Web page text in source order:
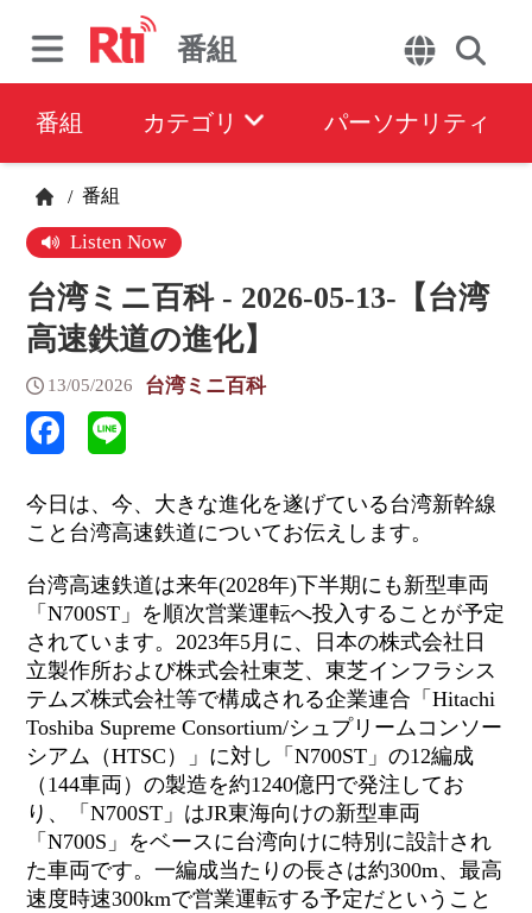
番組
番組 カテゴリ パーソナリティ
/ 番組
Listen Now
台湾ミニ百科 - 2026-05-13-【台湾
高速鉄道の進化】
13/05/2026 台湾ミニ百科
今日は、今、大きな進化を遂げている台湾新幹線
こと台湾高速鉄道についてお伝えします。
台湾高速鉄道は来年(2028年)下半期にも新型車両
「N700ST」を順次営業運転へ投入することが予定
されています。2023年5月に、日本の株式会社日
立製作所および株式会社東芝、東芝インフラシス
テムズ株式会社等で構成される企業連合「Hitachi
Toshiba Supreme Consortium/シュプリームコンソー
シアム（HTSC）」に対し「N700ST」の12編成
（144車両）の製造を約1240億円で発注してお
り、「N700ST」はJR東海向けの新型車両
「N700S」をベースに台湾向けに特別に設計され
た車両です。一編成当たりの長さは約300m、最高
速度時速300kmで営業運転する予定だということ